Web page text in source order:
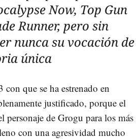
Now, Top Gun
Runner, pero sin
nunca su vocación de
única
que se ha estrenado en
justificado, porque el
personaje de Grogu para los más
con una agresividad mucho